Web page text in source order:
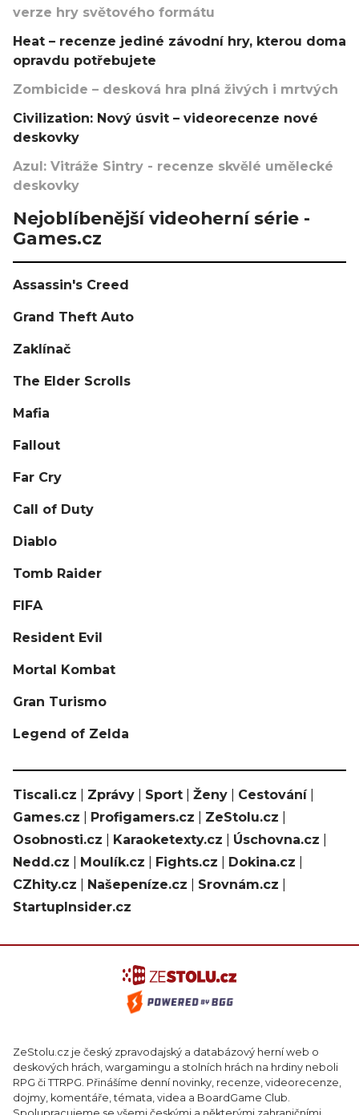
verze hry světového formátu
Heat – recenze jediné závodní hry, kterou doma
opravdu potřebujete
Zombicide – desková hra plná živých i mrtvých
Civilization: Nový úsvit – videorecenze nové
deskovky
Azul: Vitráže Sintry - recenze skvělé umělecké
deskovky
Nejoblíbenější videoherní série -
Games.cz
Assassin's Creed
Grand Theft Auto
Zaklínač
The Elder Scrolls
Mafia
Fallout
Far Cry
Call of Duty
Diablo
Tomb Raider
FIFA
Resident Evil
Mortal Kombat
Gran Turismo
Legend of Zelda
Tiscali.cz Zprávy Sport Ženy Cestování|
Games.cz
Profigamers.cz ZeStolu.cz
Osobnosti.cz
Karaoketexty.cz Úschovna.cz
Nedd.cz
Moulík.cz Fights.cz Dokina.cz
CZhity.cz
Našepeníze.cz Srovnám.cz
StartupInsider.cz
ZeStolu.cz je český zpravodajský a databázový herní web o
deskových hrách, wargamingu a stolních hrách na hrdiny neboli
RPG či TTRPG. Přinášíme denní novinky, recenze, videorecenze,
dojmy, komentáře, témata, videa a BoardGame Club.